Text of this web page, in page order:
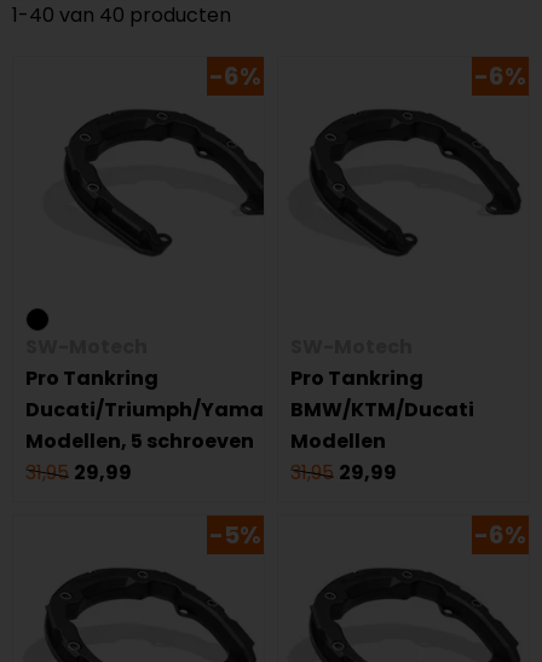
1-40 van 40 producten
-6%
Pro Tankring
Ducati/Triumph/Yamaha
Modellen, 5 schroeven
31,95 29,99
-6%
Pro Tankring
BMW/KTM/Ducati
Modellen
31,95 29,99
-5% -6%